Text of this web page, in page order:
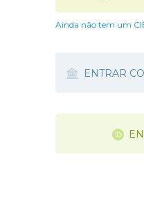
Ainda não tem um
ENTRAR